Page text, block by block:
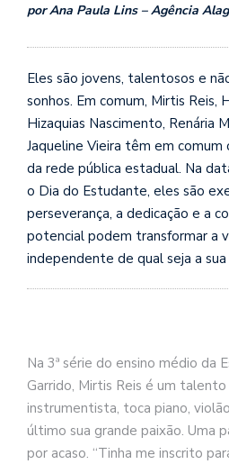
por Ana Paula Lins – Agência
Eles são jovens, talentosos e
sonhos. Em comum, Mirtis Reis,
Hizaquias Nascimento, Renária
Jaqueline Vieira têm em
da rede pública estadual. Na
o Dia do Estudante, eles são
perseverança, a dedicação e a
potencial podem transformar a
independente de qual seja a sua
Na 3ª série do ensino médio da
Garrido, Mirtis Reis é um
instrumentista, toca piano,
último sua grande paixão. Uma
por acaso. “Tinha me inscrito